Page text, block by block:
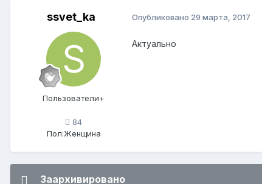
ssvet_ka
Пользователи+
84
Пол:Женщина
Опубликовано 29 марта, 2017
Актуально
Заархивировано